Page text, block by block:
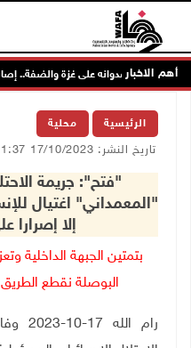
أهم الاخبار
يواصل عدوانه على غزة والضفة..
الرئيسية محلية
تاريخ النشر: 17/10/2023 11:37 م
"فتح": جريمة
"المعمداني" اغتيال
إلا إصرارا
بتمتين الجبهة الداخلية
البوصلة نقطع
رام